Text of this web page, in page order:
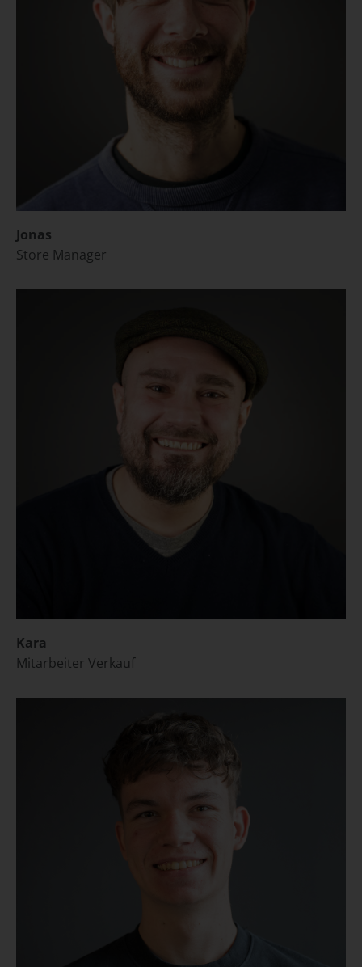
Jonas
Store Manager
Kara
Mitarbeiter Verkauf